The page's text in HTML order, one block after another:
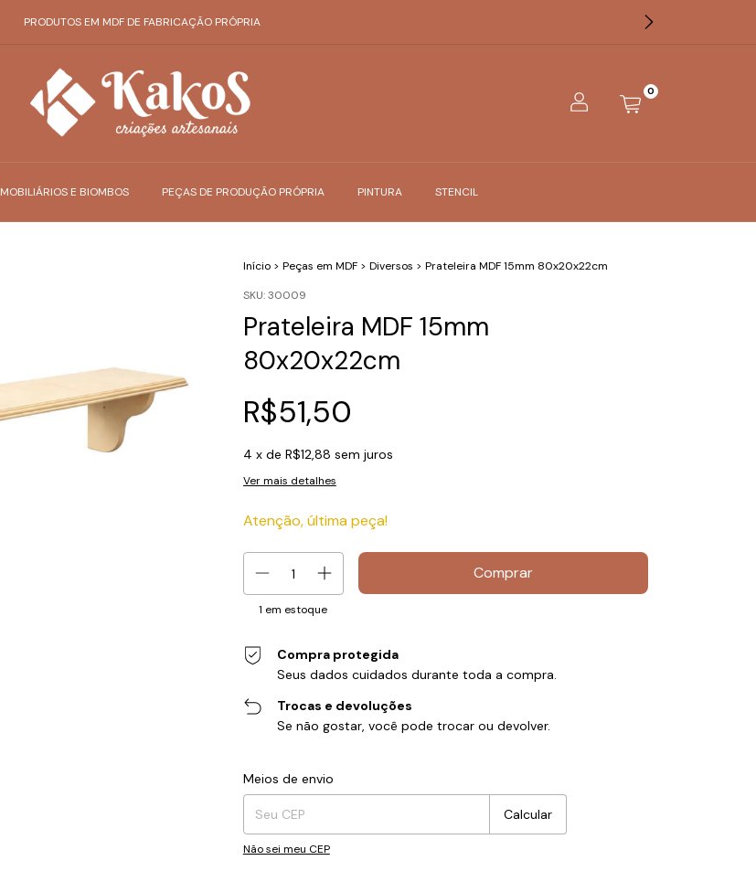
PRODUTOS EM MDF DE FABRICAÇÃO PRÓPRIA
0
MOBILIÁRIOS E BIOMBOS PEÇAS DE PRODUÇÃO PRÓPRIA PINTURA STENCIL
Início > Peças em MDF > Diversos > Prateleira MDF 15mm 80x20x22cm
SKU:30009
Prateleira MDF 15mm
80x20x22cm
R$51,50
4 x de R$12,88 sem juros
Ver mais detalhes
Atenção, última peça!
1 em estoque
Compra protegida
Seus dados cuidados durante toda a compra.
Trocas e devoluções
Se não gostar, você pode trocar ou devolver.
Entregas para o CEP:
Meios de envio
Calcular
Não sei meu CEP